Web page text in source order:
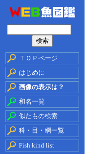
ＴＯＰページ
はじめに
画像の表示は？
和名一覧
似たもの検索
科・目・綱一覧
Fish kind list